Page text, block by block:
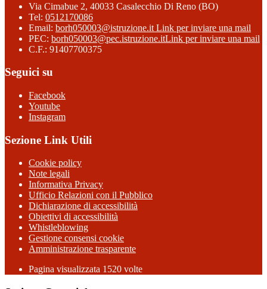
Via Cimabue 2, 40033 Casalecchio Di Reno (BO)
Tel: 0512170086
Email: borh050003@istruzione.it Link per inviare una mail
PEC: borh050003@pec.istruzione.itLink per inviare una mail
C.F.: 91407700375
Seguici su
Facebook
Youtube
Instagram
Sezione Link Utili
Cookie policy
Note legali
Informativa Privacy
Ufficio Relazioni con il Pubblico
Dichiarazione di accessibilità
Obiettivi di accessibilità
Whistleblowing
Gestione consensi cookie
Amministrazione trasparente
Pagina visualizzata 1520 volte